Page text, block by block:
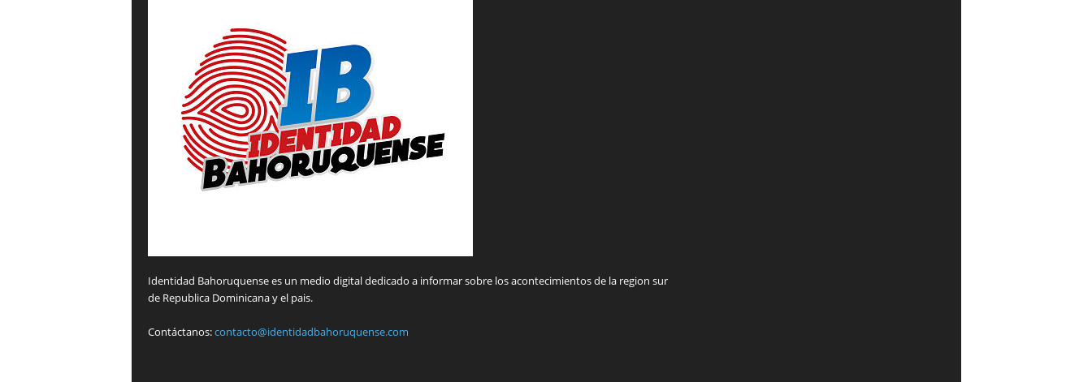
Identidad Bahoruquense es un medio digital dedicado a informar sobre los acontecimientos de la region sur
de Republica Dominicana y el pais.
Contáctanos:contacto@identidadbahoruquense.com